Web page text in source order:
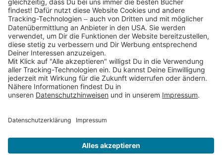
Folge uns auf
* Versandkostenfrei ab 9,00 € Bestellwert innerhalb
Deutschlands
** Lieferzeit 1-3 Werktage innerhalb Deutschlands
Thienemann-Esslinger Verlag GmbH, Blumenstraße 36, D-70182